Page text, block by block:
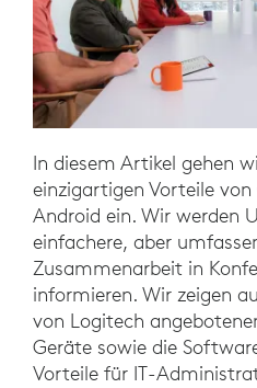
In diesem Artikel gehen
einzigartigen Vorteile
Android ein. Wir werden
einfachere, aber
Zusammenarbeit in
informieren. Wir zeigen
von Logitech
Geräte sowie die
Vorteile für IT-